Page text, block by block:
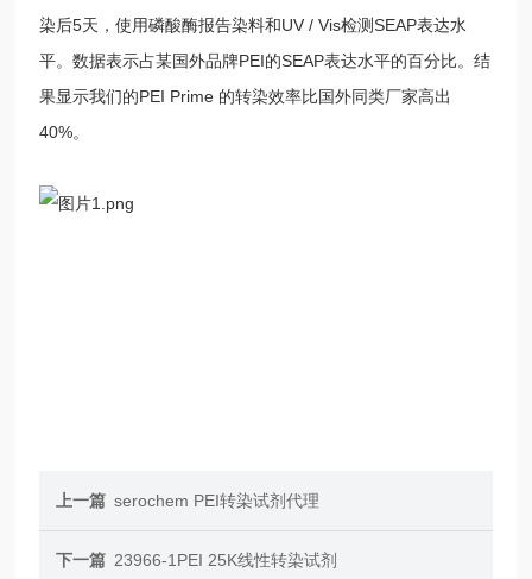
染后5天，使用磷酸酶报告染料和UV / Vis检测SEAP表达水
平。数据表示占某国外品牌PEI的SEAP表达水平的百分比。结
果显示我们的PEI Prime 的转染效率比国外同类厂家高出
40%。
上一篇 serochem PEI转染试剂代理
下一篇 23966-1PEI 25K线性转染试剂